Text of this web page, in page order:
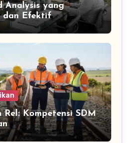
Analysis yang
dan Efektif
Rel: Kompetensi SDM